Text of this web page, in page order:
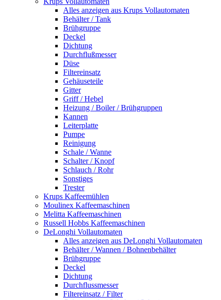
Alles anzeigen aus Krups Vollautomaten
Behälter / Tank
Brühgruppe
Deckel
Dichtung
Durchflußmesser
Düse
Filtereinsatz
Gehäuseteile
Gitter
Griff / Hebel
Heizung / Boiler / Brühgruppen
Kannen
Leiterplatte
Pumpe
Reinigung
Schale / Wanne
Schalter / Knopf
Schlauch / Rohr
Sonstiges
Trester
Krups Kaffeemühlen
Moulinex Kaffeemaschinen
Melitta Kaffeemaschinen
Russell Hobbs Kaffeemaschinen
DeLonghi Vollautomaten
Alles anzeigen aus DeLonghi Vollautomaten
Behälter / Wannen / Bohnenbehälter
Brühgruppe
Deckel
Dichtung
Durchflussmesser
Filtereinsatz / Filter